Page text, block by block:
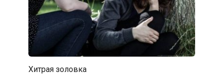
Хитрая золовка